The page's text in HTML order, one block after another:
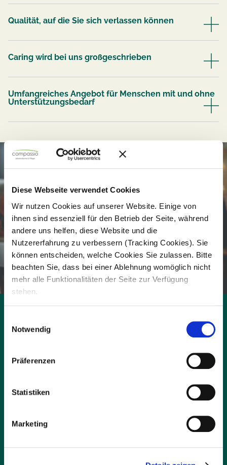
Diese Webseite verwendet Cookies
Wir nutzen Cookies auf unserer Website. Einige von
ihnen sind essenziell für den Betrieb der Seite, während
andere uns helfen, diese Website und die
Nutzererfahrung zu verbessern (Tracking Cookies). Sie
können entscheiden, welche Cookies Sie zulassen. Bitte
beachten Sie, dass bei einer Ablehnung womöglich nicht
mehr alle Funktionalitäten der Seite zur Verfügung
stehen.
Notwendig
Präferenzen
Statistiken
Marketing
Qualität, auf die Sie sich verlassen können
Caring wird bei uns großgeschrieben
Umfangreiches Angebot für Menschen mit und ohne
Unterstützungsbedarf
den Pflegesätzen
Die Kosten für einen Pflegeplatz in unseren Wohnanlagen
Pflegekosten, den Kosten für Unterkunft und Verpflegung
sowie den Investitionskosten.
Die Höhe der Pflegesätze wird jährlich in Zusammenarbeit
mit den Pflegekassen neu verhandelt und angepasst, um
festgelegten Anteil der Pflegekosten. Der verbleibende